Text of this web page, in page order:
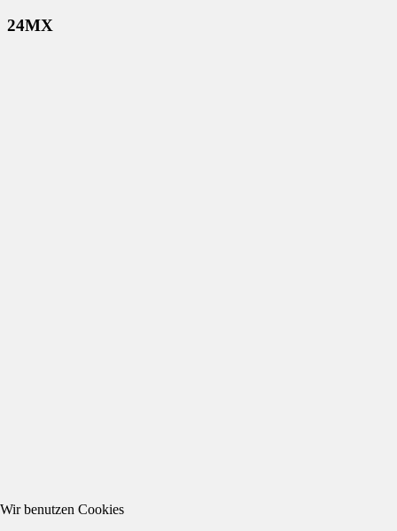
24MX
Wir benutzen Cookies